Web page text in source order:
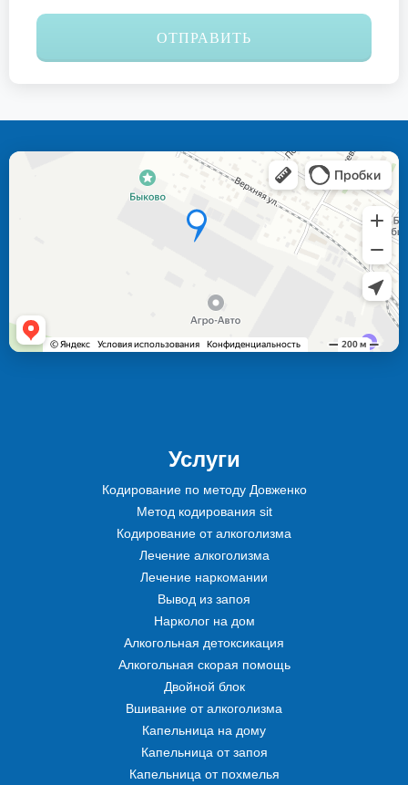
ОТПРАВИТЬ
Услуги
Кодирование по методу Довженко
Метод кодирования sit
Кодирование от алкоголизма
Лечение алкоголизма
Лечение наркомании
Вывод из запоя
Нарколог на дом
Алкогольная детоксикация
Алкогольная скорая помощь
Двойной блок
Вшивание от алкоголизма
Капельница на дому
Капельница от запоя
Капельница от похмелья